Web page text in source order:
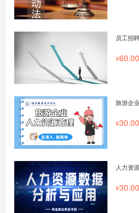
员工招
60.00
旅游企
30.00
人力资
30.00